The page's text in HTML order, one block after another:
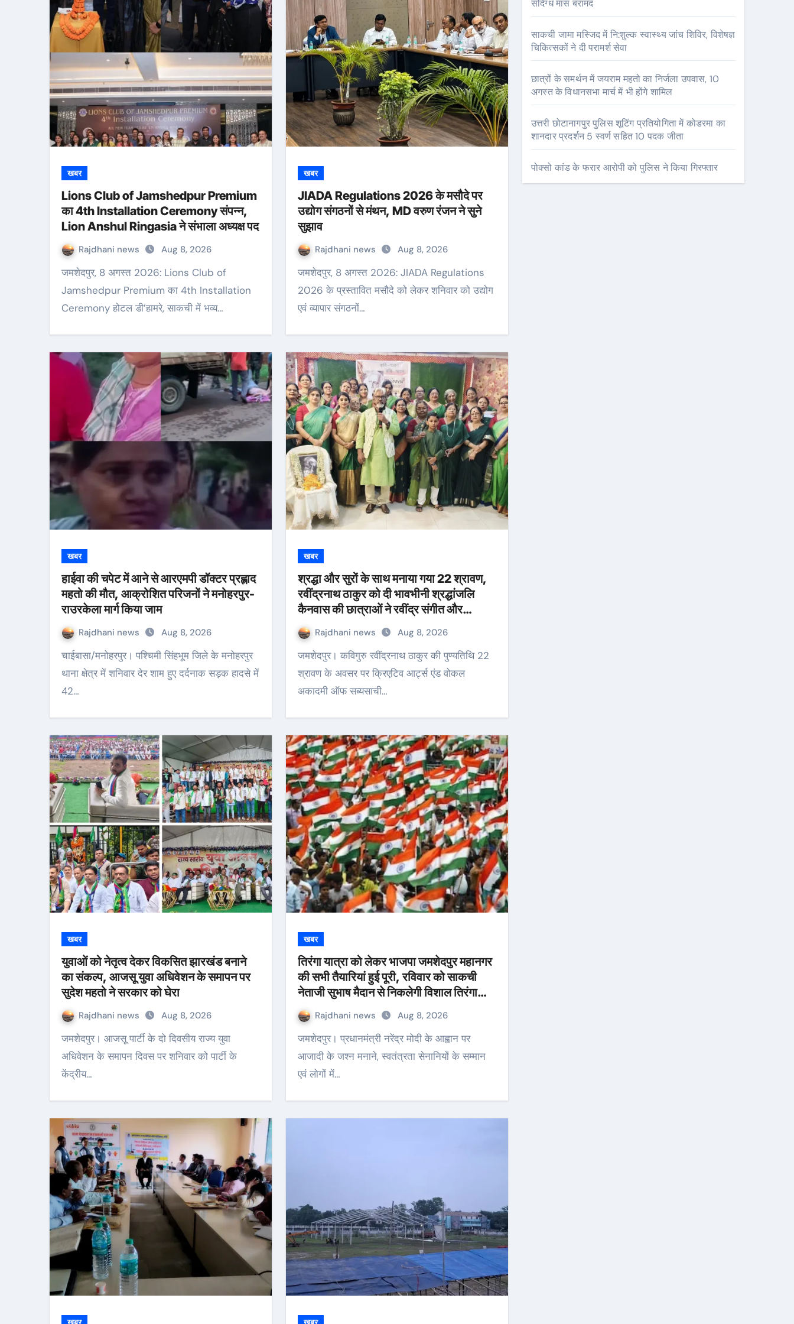
खबर
Lions Club of Jamshedpur Premium
का 4th Installation Ceremony संपन्न,
Lion Anshul Ringasia ने संभाला अध्यक्ष पद
Rajdhani news Aug 8, 2026
जमशेदपुर, 8 अगस्त 2026: Lions Club of
Jamshedpur Premium का 4th Installation
Ceremony होटल डी’हामरे, साकची में भव्य…
खबर
JIADA Regulations 2026 के मसौदे पर
उद्योग संगठनों से मंथन, MD वरुण रंजन ने सुने
सुझाव
Rajdhani news Aug 8, 2026
जमशेदपुर, 8 अगस्त 2026: JIADA Regulations
2026 के प्रस्तावित मसौदे को लेकर शनिवार को उद्योग
एवं व्यापार संगठनों…
खबर
हाईवा की चपेट में आने से आरएमपी डॉक्टर प्रह्लाद
महतो की मौत, आक्रोशित परिजनों ने मनोहरपुर-
राउरकेला मार्ग किया जाम
Rajdhani news Aug 8, 2026
चाईबासा/मनोहरपुर। पश्चिमी सिंहभूम जिले के मनोहरपुर
थाना क्षेत्र में शनिवार देर शाम हुए दर्दनाक सड़क हादसे में
42…
खबर
श्रद्धा और सुरों के साथ मनाया गया 22 श्रावण,
रवींद्रनाथ ठाकुर को दी भावभीनी श्रद्धांजलि
कैनवास की छात्राओं ने रवींद्र संगीत और
कविताओं की मनमोहक प्रस्तुति से बांधा समां
Rajdhani news Aug 8, 2026
जमशेदपुर। कविगुरु रवींद्रनाथ ठाकुर की पुण्यतिथि 22
श्रावण के अवसर पर क्रिएटिव आर्ट्स एंड वोकल
अकादमी ऑफ सब्यसाची…
खबर
युवाओं को नेतृत्व देकर विकसित झारखंड बनाने
का संकल्प, आजसू युवा अधिवेशन के समापन पर
सुदेश महतो ने सरकार को घेरा
Rajdhani news Aug 8, 2026
जमशेदपुर। आजसू पार्टी के दो दिवसीय राज्य युवा
अधिवेशन के समापन दिवस पर शनिवार को पार्टी के
केंद्रीय…
खबर
तिरंगा यात्रा को लेकर भाजपा जमशेदपुर महानगर
की सभी तैयारियां हुई पूरी, रविवार को साकची
नेताजी सुभाष मैदान से निकलेगी विशाल तिरंगा
यात्रा
Rajdhani news Aug 8, 2026
जमशेदपुर। प्रधानमंत्री नरेंद्र मोदी के आह्वान पर
आजादी के जश्न मनाने, स्वतंत्रता सेनानियों के सम्मान
एवं लोगों में…
संदिग्ध मांस बरामद
साकची जामा मस्जिद में नि:शुल्क स्वास्थ्य जांच शिविर, विशेषज्ञ
चिकित्सकों ने दी परामर्श सेवा
छात्रों के समर्थन में जयराम महतो का निर्जला उपवास, 10
अगस्त के विधानसभा मार्च में भी होंगे शामिल
उत्तरी छोटानागपुर पुलिस शूटिंग प्रतियोगिता में कोडरमा का
शानदार प्रदर्शन 5 स्वर्ण सहित 10 पदक जीता
पोक्सो कांड के फरार आरोपी को पुलिस ने किया गिरफ्तार